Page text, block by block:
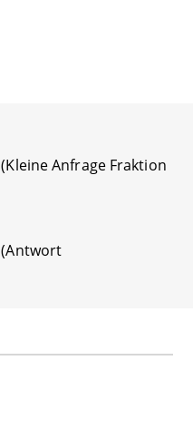
(Kleine Anfrage Fraktion
(Antwort